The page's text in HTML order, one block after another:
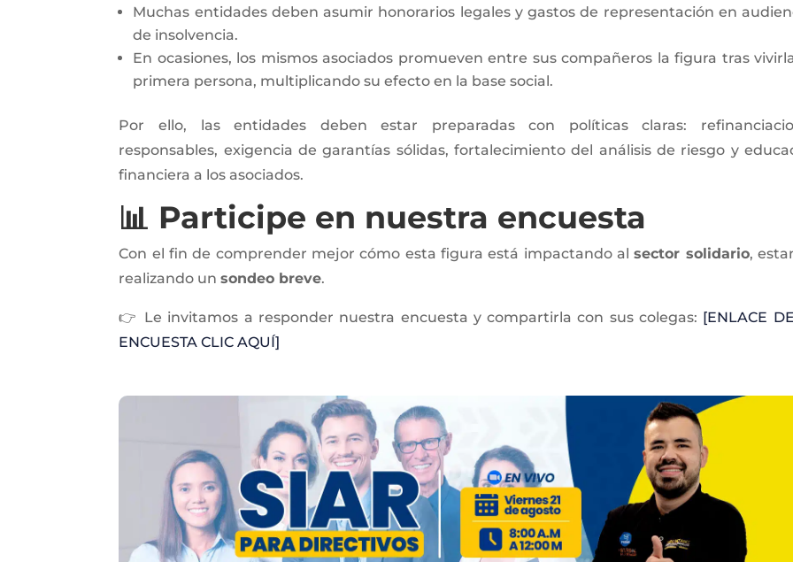
Muchas entidades deben asumir honorarios legales y gastos de representación en
de insolvencia.
En ocasiones, los mismos asociados promueven entre sus compañeros la figura tras
primera persona, multiplicando su efecto en la base social.
Por ello, las entidades deben estar preparadas con políticas claras:
responsables, exigencia de garantías sólidas, fortalecimiento del análisis de riesgo y
financiera a los asociados.
📊 Participe en nuestra encuesta
Con el fin de comprender mejor cómo esta figura está impactando alsector solidario,
realizando unsondeo breve.
👉 Le invitamos a responder nuestra encuesta y compartirla con sus colegas: [ENLACE
ENCUESTA CLIC AQUÍ]